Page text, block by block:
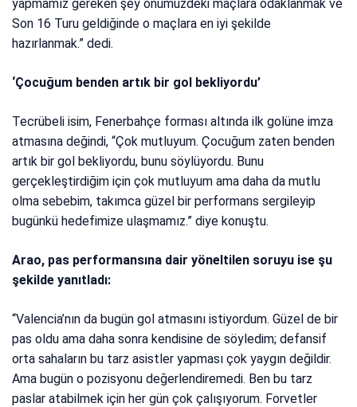
yapmamız gereken şey önümüzdeki maçlara odaklanmak ve
Son 16 Turu geldiğinde o maçlara en iyi şekilde
hazırlanmak.” dedi.
‘Çocuğum benden artık bir gol bekliyordu’
Tecrübeli isim, Fenerbahçe forması altında ilk golüne imza
atmasına değindi, “Çok mutluyum. Çocuğum zaten benden
artık bir gol bekliyordu, bunu söylüyordu. Bunu
gerçekleştirdiğim için çok mutluyum ama daha da mutlu
olma sebebim, takımca güzel bir performans sergileyip
bugünkü hedefimize ulaşmamız.” diye konuştu.
Arao, pas performansına dair yöneltilen soruyu ise şu
şekilde yanıtladı:
“Valencia’nın da bugün gol atmasını istiyordum. Güzel de bir
pas oldu ama daha sonra kendisine de söyledim; defansif
orta sahaların bu tarz asistler yapması çok yaygın değildir.
Ama bugün o pozisyonu değerlendiremedi. Ben bu tarz
paslar atabilmek için her gün çok çalışıyorum. Forvetler